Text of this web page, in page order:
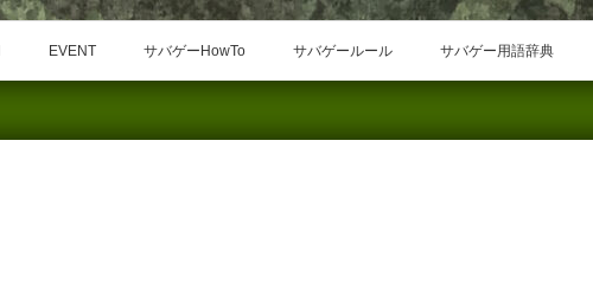
EVENT サバゲーHowTo サバゲールール サバゲー用語辞典